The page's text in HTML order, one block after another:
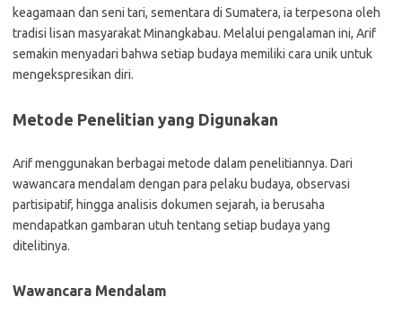
keagamaan dan seni tari, sementara di Sumatera, ia terpesona oleh
tradisi lisan masyarakat Minangkabau. Melalui pengalaman ini, Arif
semakin menyadari bahwa setiap budaya memiliki cara unik untuk
mengekspresikan diri.
Metode Penelitian yang Digunakan
Arif menggunakan berbagai metode dalam penelitiannya. Dari
wawancara mendalam dengan para pelaku budaya, observasi
partisipatif, hingga analisis dokumen sejarah, ia berusaha
mendapatkan gambaran utuh tentang setiap budaya yang
ditelitinya.
Wawancara Mendalam